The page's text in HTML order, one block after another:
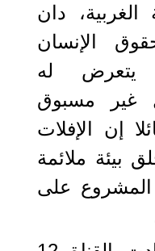
الغربية، دان
الإنسان
يتعرض له
غير مسبوق
إن الإفلات
بيئة ملائمة
المشروع على